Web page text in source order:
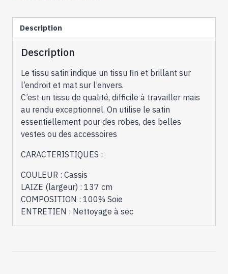
Satin
Description
Description
Le tissu satin indique un tissu fin et brillant sur
l’endroit et mat sur l’envers.
C’est un tissu de qualité, difficile à travailler mais
au rendu exceptionnel. On utilise le satin
essentiellement pour des robes, des belles
vestes ou des accessoires
CARACTERISTIQUES :
COULEUR : Cassis
LAIZE (largeur) : 137 cm
COMPOSITION : 100% Soie
ENTRETIEN : Nettoyage à sec